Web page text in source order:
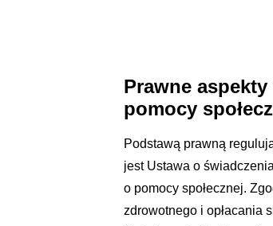
Prawne
pomocy
Podstawą prawną
jest Ustawa o
o pomocy społecznej.
zdrowotnego i opłacania